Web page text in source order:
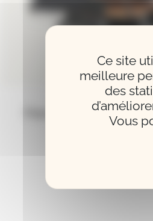
Pianos acoustiques neufs
Ce site
meilleure
des
Vous